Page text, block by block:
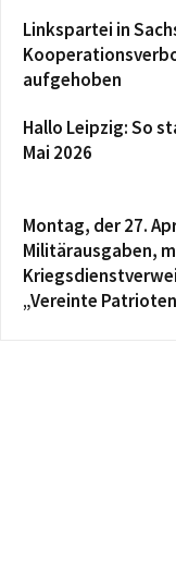
Linkspartei in
aufgehoben
Hallo Leipzig: So
Mai 2026
Montag, der 27.
Militärausgaben,
„Vereinte